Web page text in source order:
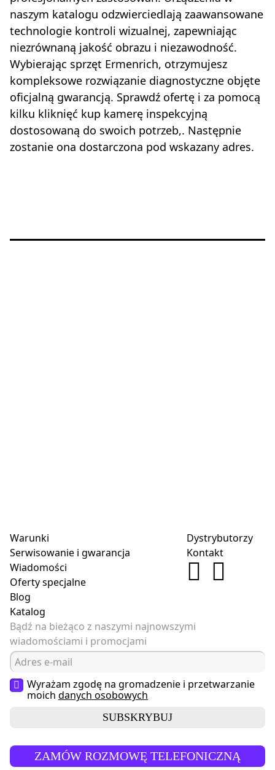
naszym katalogu odzwierciedlają zaawansowane
technologie kontroli wizualnej, zapewniając
niezrównaną jakość obrazu i niezawodność.
Wybierając sprzęt Ermenrich, otrzymujesz
kompleksowe rozwiązanie diagnostyczne objęte
oficjalną gwarancją. Sprawdź ofertę i za pomocą
kilku kliknięć kup kamerę inspekcyjną
dostosowaną do swoich potrzeb,. Następnie
zostanie ona dostarczona pod wskazany adres.
Warunki
Serwisowanie i gwarancja
Wiadomości
Oferty specjalne
Blog
Katalog
Dystrybutorzy
Kontakt
Bądź na bieżąco z naszymi najnowszymi
wiadomościami i promocjami
Wyrażam zgodę na gromadzenie i przetwarzanie
moich danych osobowych
SUBSKRYBUJ
ZAMÓW ROZMOWĘ TELEFONICZNĄ